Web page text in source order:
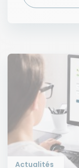
Actualités